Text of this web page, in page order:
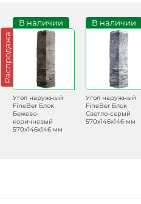
Распродажа
В наличии
Угол наружный
FineBer Блок
Бежево-
коричневый
570х146х146 мм
В наличии
Угол наружный
FineBer Блок
Светло-серый
570х146х146 мм